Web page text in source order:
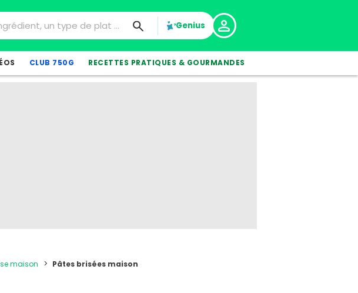
Genius
CLUB 750G RECETTES PRATIQUES & GOURMANDES
maison Pâtes brisées maison